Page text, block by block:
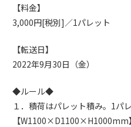
【料金】
3,000円[税別]／1パレット
【転送日】
2022年9月30日（金）
◆ルール◆
１．積荷はパレット積み。1パ
【W1100×D1100×H1000mm】